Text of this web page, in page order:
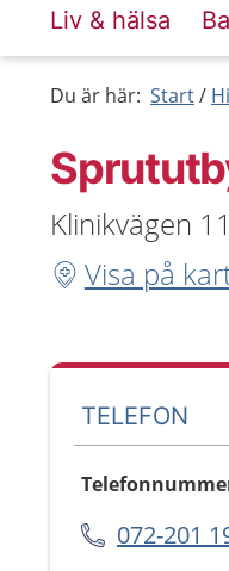
Liv & hälsa
Du är här: Start
Klinikvägen
Visa på
TELEFON
072-201